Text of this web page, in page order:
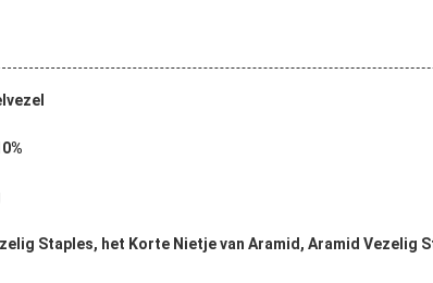
Staples, het Korte Nietje van Aramid, Aramid Vezelig